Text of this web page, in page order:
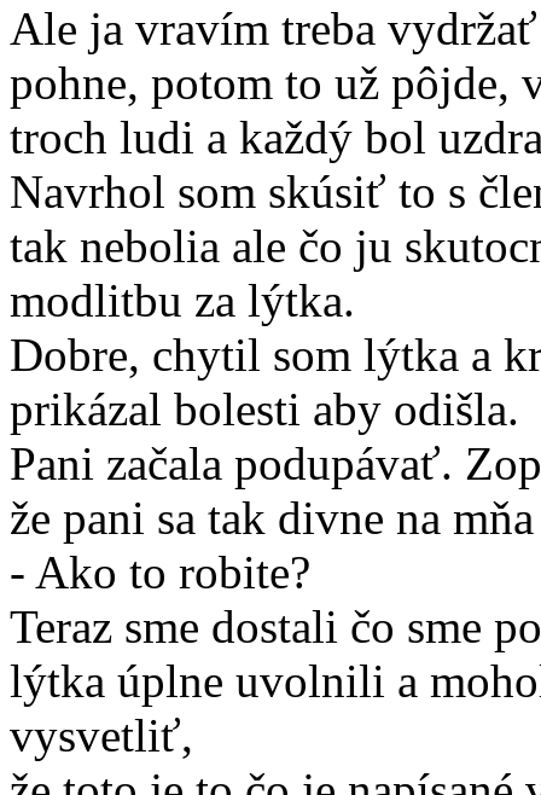
Ale ja vravím treba
pohne, potom to už pôjde,
troch ludi a každý bol
Navrhol som skúsiť to s
tak nebolia ale čo ju
modlitbu za lýtka.
Dobre, chytil som lýtka a
prikázal bolesti aby odišla.
Pani začala podupávať.
že pani sa tak divne na
- Ako to robite?
Teraz sme dostali čo sme
lýtka úplne uvolnili a
vysvetliť,